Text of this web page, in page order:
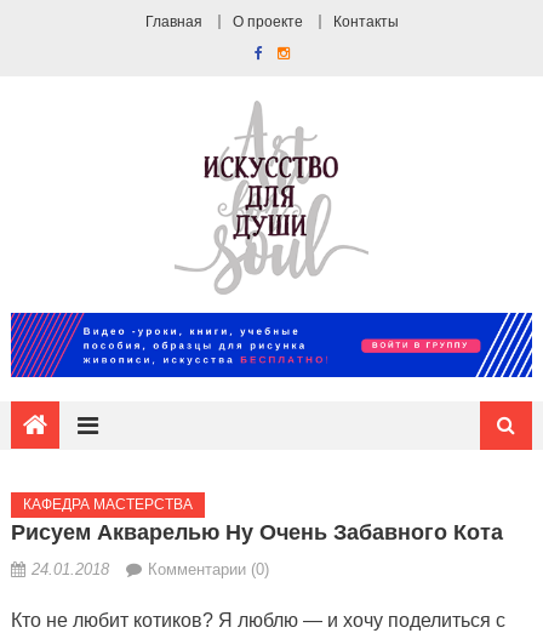
Главная О проекте Контакты
КАФЕДРА МАСТЕРСТВА
Рисуем Акварелью Ну Очень Забавного Кота
24.01.2018 Комментарии (0)
Кто не любит котиков? Я люблю — и хочу поделиться с